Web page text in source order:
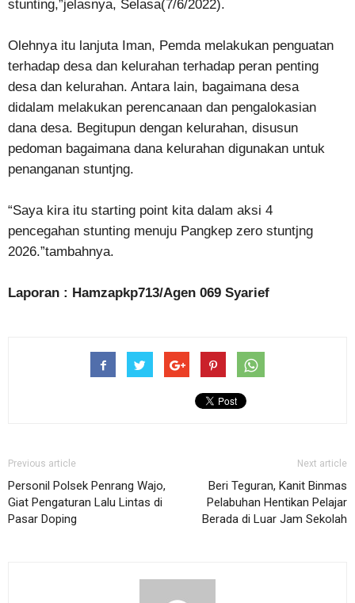
stunting,”jelasnya, Selasa(7/6/2022).
Olehnya itu lanjuta Iman, Pemda melakukan penguatan
terhadap desa dan kelurahan terhadap peran penting
desa dan kelurahan. Antara lain, bagaimana desa
didalam melakukan perencanaan dan pengalokasian
dana desa. Begitupun dengan kelurahan, disusun
pedoman bagaimana dana kelurahan digunakan untuk
penanganan stuntjng.
“Saya kira itu starting point kita dalam aksi 4
pencegahan stunting menuju Pangkep zero stuntjng
2026.”tambahnya.
Laporan : Hamzapkp713/Agen 069 Syarief
Previous article
Personil Polsek Penrang Wajo,
Giat Pengaturan Lalu Lintas di
Pasar Doping
Next article
Beri Teguran, Kanit Binmas
Pelabuhan Hentikan Pelajar
Berada di Luar Jam Sekolah